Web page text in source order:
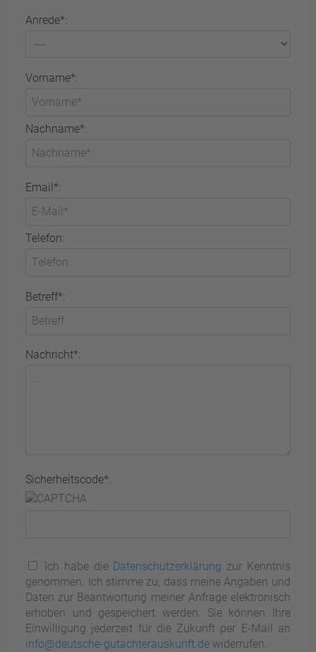
Anrede*:
Vorname*:
Nachname*:
Email*:
Telefon:
Betreff*:
Nachricht*:
Sicherheitscode*:
Ich habe die Datenschutzerklärung zur Kenntnis
genommen. Ich stimme zu, dass meine Angaben und
Daten zur Beantwortung meiner Anfrage elektronisch
erhoben und gespeichert werden. Sie können Ihre
Einwilligung jederzeit für die Zukunft per E-Mail an
info@deutsche-gutachterauskunft.de widerrufen.